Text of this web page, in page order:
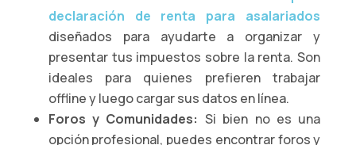
declaración de renta para asalariados
diseñados para ayudarte a organizar y
presentar tus impuestos sobre la renta. Son
ideales para quienes prefieren trabajar
offline y luego cargar sus datos en línea.
Foros y Comunidades: Si bien no es una
opción profesional, puedes encontrar foros y